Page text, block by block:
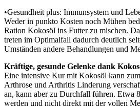
•Gesundheit plus: Immunsystem und
Weder in punkto Kosten noch Mühen
Ration Kokosöl ins Futter zu mischen.
treten im Optimalfall dadurch deutlich
Umständen andere Behandlungen und
Kräftige, gesunde Gelenke dank
Eine intensive Kur mit Kokosöl kann
Arthrose und Arthritis Linderung
an, kann aber zu Durchfall führen. Etwa
werden und nicht direkt mit der vollen